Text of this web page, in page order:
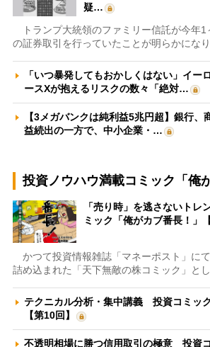
疑…
トランプ大統領のファミリー信託が今年1
の証券取引を行っていたことが明らかにな
「いつ暴発してもおかしくはない」イー
ースXが抱えるリスクの数々「絶対…
【3メガバンクは純利益5兆円超】銀行、
益続出の一方で、中小企業・…
投資ノウハウ満載コミック「俺
「売り時」を逃さないト
ミック「俺がカブ番長！」
かつて投資情報雑誌「マネーポスト」に
詰め込まれた「天下無敵の株コミック」と
テクニカル分析・集中講義 投資コミッ
【第10回】
不透明相場に勝つ信用取引の極意 投資